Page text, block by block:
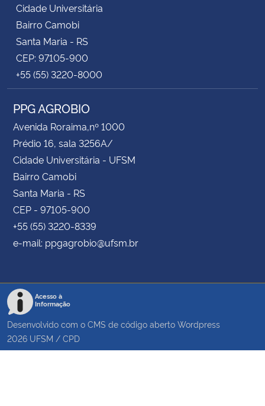
Cidade Universitária
Bairro Camobi
Santa Maria - RS
CEP: 97105-900
+55 (55) 3220-8000
PPG AGROBIO
Avenida Roraima,nº 1000
Prédio 16, sala 3256A/
Cidade Universitária - UFSM
Bairro Camobi
Santa Maria - RS
CEP - 97105-900
+55 (55) 3220-8339
e-mail: ppgagrobio@ufsm.br
Acesso à
Informação
Desenvolvido com o CMS de código aberto Wordpress
2026 UFSM / CPD